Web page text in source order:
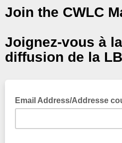
Join the CWLC
Joignez-vous à
diffusion de la
Email Address/Addresse